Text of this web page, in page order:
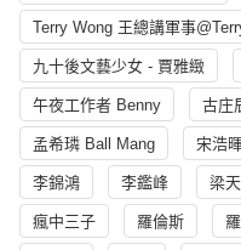
Terry Wong 王總講軍事
九十後文藝少女 - 賈雅緻
午夜工作者 Benny 古庄
孟希璘 Ball Mang 宋浩
李錦鴻 李鑑峰 梁
瘋中三子 羅倫斯